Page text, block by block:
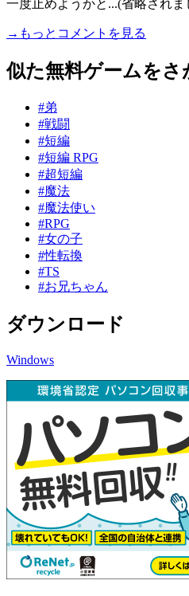
一度止めようかと...(省略されま
→もっとコメントを見る
似た無料ゲームをさ
#弟
#戦闘
#短編
#短編 RPG
#超短編
#魔法
#魔法使い
#RPG
#女の子
#性転換
#TS
#お兄ちゃん
ダウンロード
Windows